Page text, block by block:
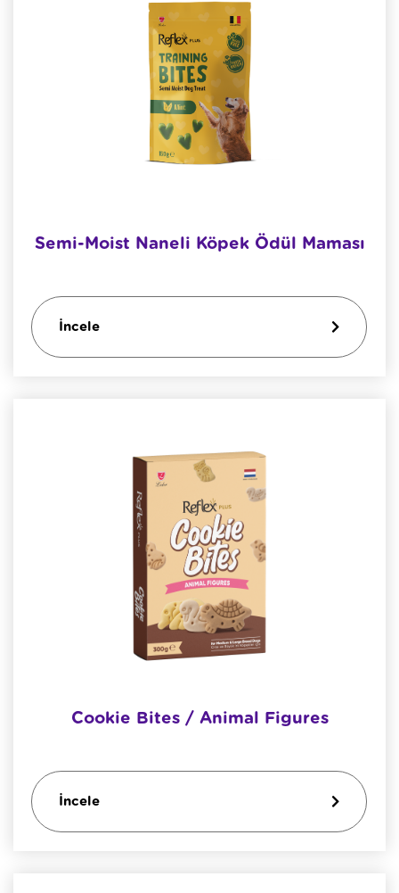
Semi-Moist Naneli Köpek Ödül Maması
İncele
Cookie Bites / Animal Figures
İncele